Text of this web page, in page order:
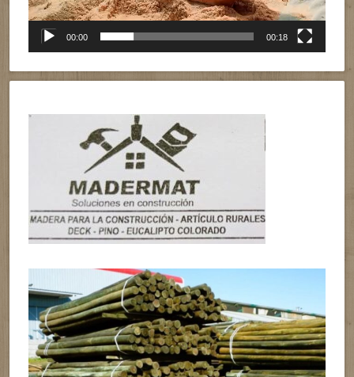
00:00 00:18